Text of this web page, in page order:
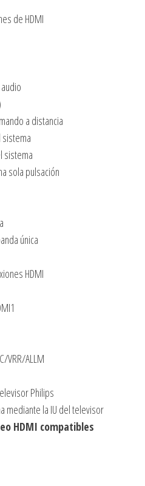
de HDMI
a distancia
sistema
sola pulsación
única
HDMI
VRR/ALLM
Philips
mediante la IU del televisor
HDMI compatibles